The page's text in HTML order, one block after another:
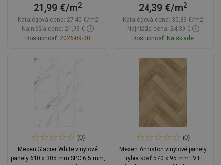
21,99 €/m2
Katalógová cena: 27,40 €/m2
Najnižšia cena: 21,99 €
Dostupnosť: 2026-09-30
favorite_border
Porovnaj
24,39 €/m2
Katalógová cena: 30,39 €/m2
Najnižšia cena: 24,39 €
Dostupnosť: Na sklade
Do košíka
Porovnaj
(0)
Mexen Glacier White vinylové
panely 610 x 305 mm SPC 6,5 mm,
(0)
Mexen Anniston vinylové panely
rybia kosť 570 x 95 mm LVT